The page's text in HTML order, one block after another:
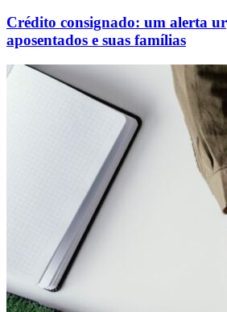
Crédito consignado: um alerta
aposentados e suas famílias